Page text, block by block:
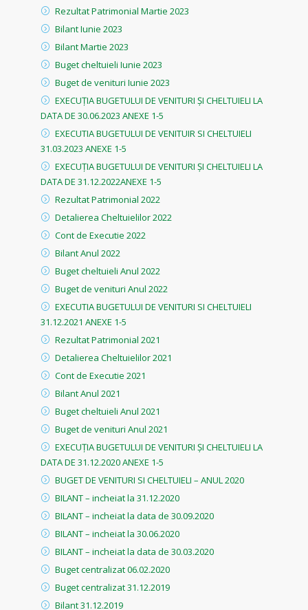
Rezultat Patrimonial Martie 2023
Bilant Iunie 2023
Bilant Martie 2023
Buget cheltuieli Iunie 2023
Buget de venituri Iunie 2023
EXECUȚIA BUGETULUI DE VENITURI ȘI CHELTUIELI LA
DATA DE 30.06.2023 ANEXE 1-5
EXECUTIA BUGETULUI DE VENITUIR SI CHELTUIELI
31.03.2023 ANEXE 1-5
EXECUȚIA BUGETULUI DE VENITURI ȘI CHELTUIELI LA
DATA DE 31.12.2022ANEXE 1-5
Rezultat Patrimonial 2022
Detalierea Cheltuielilor 2022
Cont de Executie 2022
Bilant Anul 2022
Buget cheltuieli Anul 2022
Buget de venituri Anul 2022
EXECUTIA BUGETULUI DE VENITURI SI CHELTUIELI
31.12.2021 ANEXE 1-5
Rezultat Patrimonial 2021
Detalierea Cheltuielilor 2021
Cont de Executie 2021
Bilant Anul 2021
Buget cheltuieli Anul 2021
Buget de venituri Anul 2021
EXECUȚIA BUGETULUI DE VENITURI ȘI CHELTUIELI LA
DATA DE 31.12.2020 ANEXE 1-5
BUGET DE VENITURI SI CHELTUIELI – ANUL 2020
BILANT – incheiat la 31.12.2020
BILANT – incheiat la data de 30.09.2020
BILANT – incheiat la 30.06.2020
BILANT – incheiat la data de 30.03.2020
Buget centralizat 06.02.2020
Buget centralizat 31.12.2019
Bilant 31.12.2019